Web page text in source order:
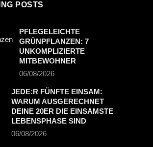
POSTS
PFLEGELEICHTE
GRÜNPFLANZEN: 7
UNKOMPLIZIERTE
MITBEWOHNER
06/08/2026
JEDE:R FÜNFTE EINSAM:
WARUM AUSGERECHNET
DEINE 20ER DIE EINSAMSTE
LEBENSPHASE SIND
06/08/2026